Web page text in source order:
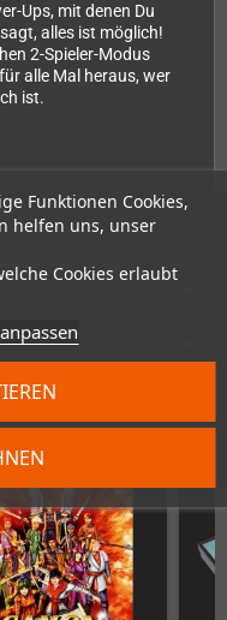
Funktionen Cookies,
helfen uns, unser
Cookies erlaubt
Ups, mit denen Du
alles ist möglich!
2-Spieler-Modus
alle Mal heraus, wer
ist.
Dich